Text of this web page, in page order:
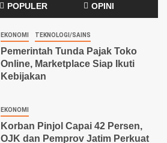
POPULER OPINI
EKONOMI TEKNOLOGI/SAINS
Pemerintah Tunda Pajak Toko
Online, Marketplace Siap Ikuti
Kebijakan
EKONOMI
Korban Pinjol Capai 42 Persen,
OJK dan Pemprov Jatim Perkuat